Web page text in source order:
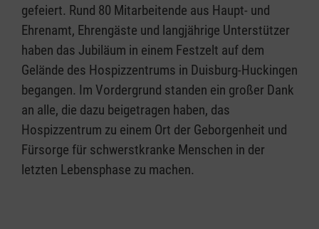
gefeiert. Rund 80 Mitarbeitende aus Haupt- und
Ehrenamt, Ehrengäste und langjährige Unterstützer
haben das Jubiläum in einem Festzelt auf dem
Gelände des Hospizzentrums in Duisburg-Huckingen
begangen. Im Vordergrund standen ein großer Dank
an alle, die dazu beigetragen haben, das
Hospizzentrum zu einem Ort der Geborgenheit und
Fürsorge für schwerstkranke Menschen in der
letzten Lebensphase zu machen.